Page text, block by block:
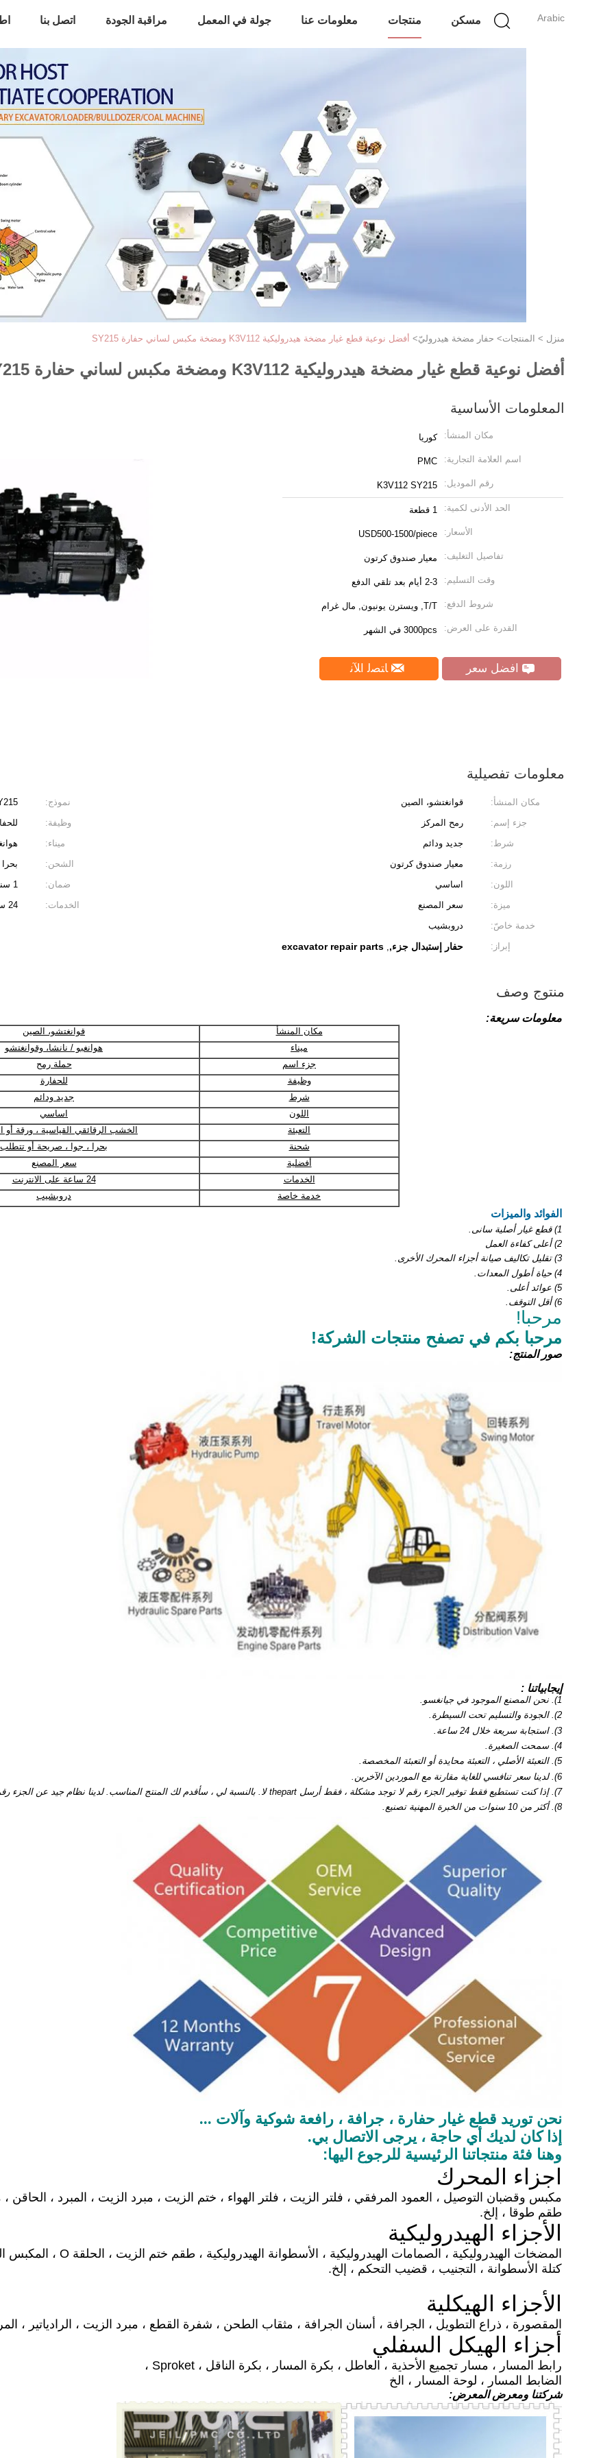
Arabic مسكن منتجات معلومات عنا جولة في المعمل مراقبة الجودة اتصل بنا
منزل > المنتجات> حفار مضخة هيدروليّ> أفضل نوعية قطع غيار مضخة هيدروليكية K3V112 ومضخة مكبس لساني حفارة SY215
أفضل نوعية قطع غيار مضخة هيدروليكية K3V112 ومضخة مكبس لساني حفارة SY215
المعلومات الأساسية
مكان المنشأ: كوريا
اسم العلامة التجارية: PMC
رقم الموديل: K3V112 SY215
الحد الأدنى لكمية: 1 قطعة
الأسعار: USD500-1500/piece
تفاصيل التغليف: معيار صندوق كرتون
وقت التسليم: 2-3 أيام بعد تلقي الدفع
شروط الدفع: T/T, ويسترن يونيون, مال غرام
القدرة على العرض: 3000pcs في الشهر
افضل سعر ﺎﺘﺼﻟ ﺍﻶﻧ
معلومات تفصيلية
مكان المنشأ: قوانغتشو، الصين نموذج:
جزء إسم:
رمح المركز وظيفة:
شرط:
جديد ودائم ميناء:
رزمة:
معيار صندوق كرتون الشحن:
اللون:
اساسي ضمان:
1 سنة
ميزة:
سعر المصنع الخدمات:
24 ساعة على الانترنت
خدمة خاصّ:
دروبشيب
إبراز:
حفار إستبدال جزء,,
excavator repair parts
منتوج وصف
معلومات سريعة:
مكان المنشأ
قوانغتشو، الصين
ميناء
هوانغبو / نانشا، وقوانغتشو
جزء اسم
حملة رمح
وظيفة
للحفارة
شرط
جديد ودائم
اللون
اساسي
التعبئة
الخشب الرقائقي القياسية ، ورقة أو
شحنة
بحرا ، جوا ، صريحة أو تتطلب
أفضلية
سعر المصنع
الخدمات
24 ساعة على الانترنت
خدمة خاصة
دروبشيب
الفوائد والميزات
1) قطع غيار أصلية سانى.
2) أعلى كفاءة العمل
3) تقليل تكاليف صيانة أجزاء المحرك الأخرى.
4) حياة أطول المعدات.
5) عوائد أعلى.
6) أقل التوقف.
مرحبا!
مرحبا بكم في تصفح منتجات الشركة!
صور المنتج:
إيجابياتنا :
1). نحن المصنع الموجود في جيانغسو.
2). الجودة والتسليم تحت السيطرة.
3). استجابة سريعة خلال 24 ساعة.
4). سمحت الصغيرة.
5). التعبئة الأصلي ، التعبئة محايدة أو التعبئة المخصصة.
6). لدينا سعر تنافسي للغاية مقارنة مع الموردين الآخرين.
7). إذا كنت تستطيع فقط توفير الجزء رقم لا توجد مشكلة ، فقط أرسل thepart لا.
بالنسبة لي ، سأقدم لك المنتج المناسب. لدينا نظام جيد عن الجزء
8). أكثر من 10 سنوات من الخبرة المهنية تصنيع.
نحن توريد قطع غيار حفارة ، جرافة ، رافعة شوكية وآلات ...
إذا كان لديك أي حاجة ، يرجى الاتصال بي.
وهنا فئة منتجاتنا الرئيسية للرجوع اليها:
اجزاء المحرك
مكبس وقضبان التوصيل ، العمود المرفقي ، فلتر الزيت ، فلتر الهواء ، ختم الزيت ، مبرد الزيت ، المبرد ، الحاقن ،
طقم طوقا ، إلخ.
الأجزاء الهيدروليكية
المضخات الهيدروليكية ، الصمامات الهيدروليكية ، الأسطوانة الهيدروليكية ، طقم ختم الزيت ، الحلقة O ، المكبس الدليلي ، لوحة الصمامات ، القيادة النهائية ،
كتلة الأسطوانة ، التجنيب ، قضيب التحكم ، إلخ.
الأجزاء الهيكلية
المقصورة ، ذراع التطويل ، الجرافة ، أسنان الجرافة ، مثقاب الطحن ، شفرة القطع ، مبرد الزيت ، الرادياتير ،
أجزاء الهيكل السفلي
رابط المسار ، مسار تجميع الأحذية ، العاطل ، بكرة المسار ، بكرة الناقل ، Sproket ،
الضابط المسار ، لوحة المسار ، الخ
شركتنا ومعرض المعرض: